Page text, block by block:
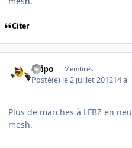
Citer
Filipo Membres
Posté(e) le 2 juillet 201214 a
Plus de marches à LFBZ en
mesh.